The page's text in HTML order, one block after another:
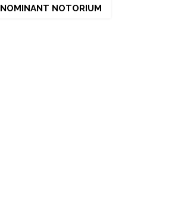
NOMINANT NOTORIUM